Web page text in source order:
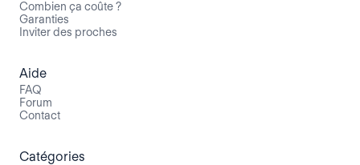
Combien ça coûte ?
Garanties
Inviter des proches
Aide
FAQ
Forum
Contact
Catégories